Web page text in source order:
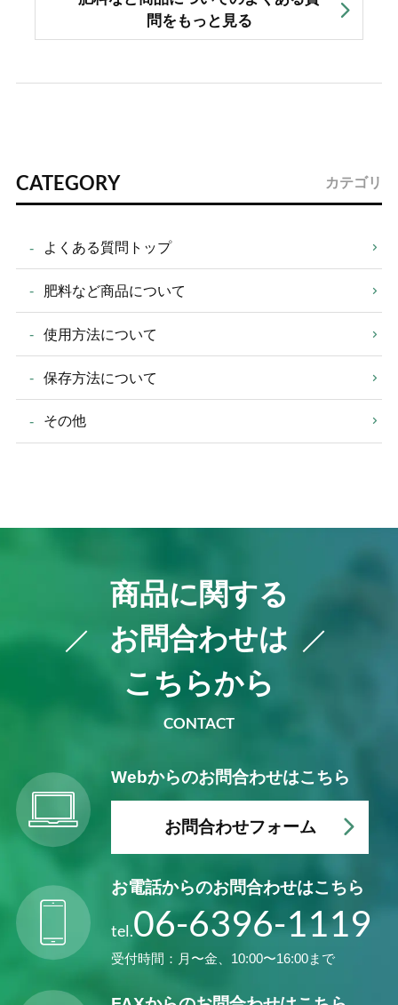
問をもっと見る
CATEGORY カテゴリ
よくある質問トップ
肥料など商品について
使用方法について
保存方法について
その他
商品に関する
お問合わせは
こちらから
CONTACT
Webからのお問合わせはこちら
お問合わせフォーム
お電話からのお問合わせはこちら
tel.06-6396-1119
受付時間：月〜金、10:00〜16:00まで